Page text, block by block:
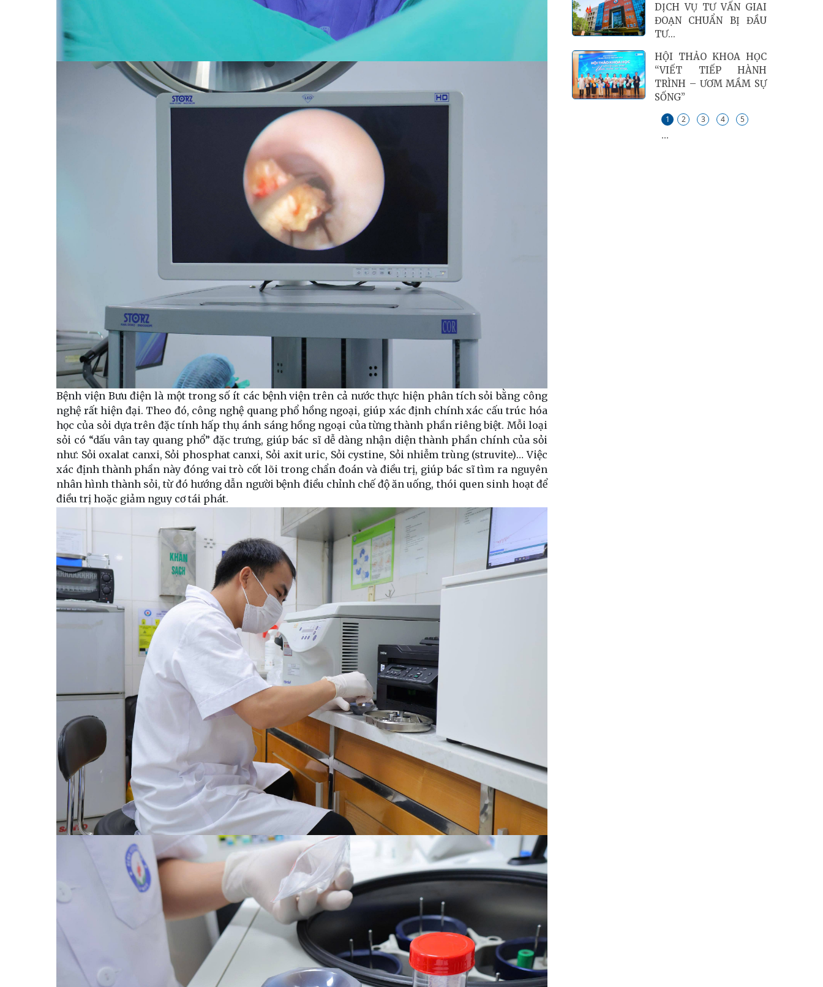
Bệnh viện Bưu điện là một trong số ít các bệnh viện trên cả nước thực hiện phân tích sỏi bằng công
nghệ rất hiện đại. Theo đó, công nghệ quang phổ hồng ngoại, giúp xác định chính xác cấu trúc hóa
học của sỏi dựa trên đặc tính hấp thụ ánh sáng hồng ngoại của từng thành phần riêng biệt. Mỗi loại
sỏi có “dấu vân tay quang phổ” đặc trưng, giúp bác sĩ dễ dàng nhận diện thành phần chính của sỏi
như: Sỏi oxalat canxi, Sỏi phosphat canxi, Sỏi axit uric, Sỏi cystine, Sỏi nhiễm trùng (struvite)… Việc
xác định thành phần này đóng vai trò cốt lõi trong chẩn đoán và điều trị, giúp bác sĩ tìm ra nguyên
nhân hình thành sỏi, từ đó hướng dẫn người bệnh điều chỉnh chế độ ăn uống, thói quen sinh hoạt để
điều trị hoặc giảm nguy cơ tái phát.
DỊCH VỤ TƯ VẤN GIAI
ĐOẠN CHUẨN BỊ ĐẦU
TƯ...
HỘI THẢO KHOA HỌC
“VIẾT TIẾP HÀNH
TRÌNH – ƯƠM MẦM SỰ
SỐNG”
1 2 3 4 5
...